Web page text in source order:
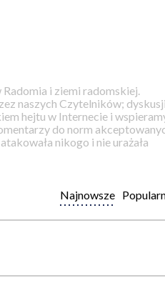
i ziemi radomskiej.
naszych Czytelników; dyskusji
hejtu w Internecie i
do norm
nikogo i nie urażała
Najnowsze